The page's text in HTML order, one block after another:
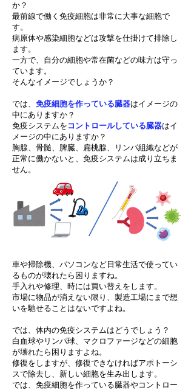
か？
最前線で働く免疫細胞は非常に大事な細胞で
す。
病原体や感染細胞などは攻撃を仕掛けて排除し
ます。
一方で、自分の細胞や常在菌などの味方は守っ
ています。
そんなイメージでしょうか？
では、 免疫細胞を作っている臓器はイメージの
中にありますか？
免疫システムを コントロールしている臓器はイ
メージの中にありますか？
胸腺、骨髄、脾臓、扁桃腺、リンパ組織などが
正常に働かないと、免疫システムは成り立ちま
せん。
車や掃除機、パソコンなど日常生活で使ってい
るものが壊れたら困りますね。
手入れや修理、時には買い替えをします。
市場に物品が消えない限り、製造工場にまで想
いを馳せることはないですよね。
では、体内の免疫システムはどうでしょう？
白血球やリンパ球、マクロファージなどの細胞
が壊れたら困りますよね。
修復をしますが、修復できなければアポトーシ
スで除去し、新しい細胞を生み出します。
では、免疫細胞を作っている臓器やコントロー